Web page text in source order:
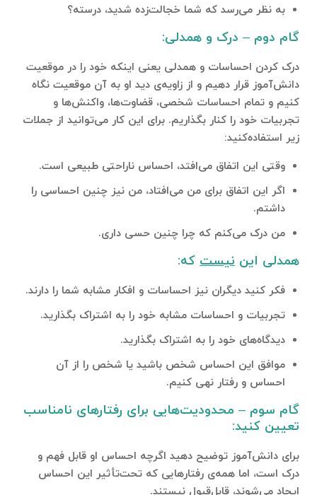
به نظر می‌رسد که شما خجالت‌زده شدید، درسته؟
گام دوم – درک و همدلی:
درک‌ کردن احساسات و همدلی یعنی اینکه خود را در موقعیت
دانش‌آموز قرار دهیم و از زاویه‌ی دید او به آن موقعیت نگاه
کنیم و تمام احساسات شخصی، قضاوت‌ها، واکنش‌ها و
تجربیات خود را کنار بگذاریم. برای این کار می‌توانید از جملات
زیر استفاده‌کنید:
وقتی این اتفاق می‌افتد، احساس ناراحتی طبیعی است.
اگر این اتفاق برای من می‌افتاد، من نیز چنین احساسی را
داشتم.
من درک می‌کنم که چرا چنین حسی داری.
همدلی این نیست که:
فکر کنید دیگران نیز احساسات و افکار مشابه شما را دارند.
تجربیات و احساسات مشابه خود را به اشتراک بگذارید.
دیدگاه‌های خود را به اشتراک بگذارید.
موافق این احساس شخص باشید یا شخص را از آن
احساس و رفتار نهی‌ کنیم.
گام سوم – محدودیت‌هایی برای رفتارهای نامناسب
تعیین کنید:
برای دانش‌آموز توضیح دهید اگرچه احساس او قابل‌ فهم و
درک است، اما همه‌ی رفتارهایی که تحت‌تأثیر این احساس
ایجاد می‌شوند، قابل‌قبول نیستند.